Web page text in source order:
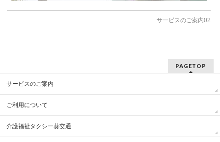
サービスのご案内02
PAGETOP
サービスのご案内
ご利用について
介護福祉タクシー葵交通